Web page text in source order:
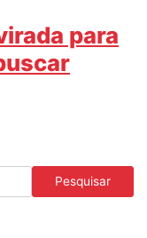
para
Pesquisar